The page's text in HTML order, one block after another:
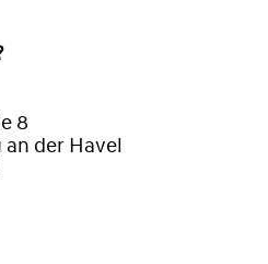
8
an der Havel